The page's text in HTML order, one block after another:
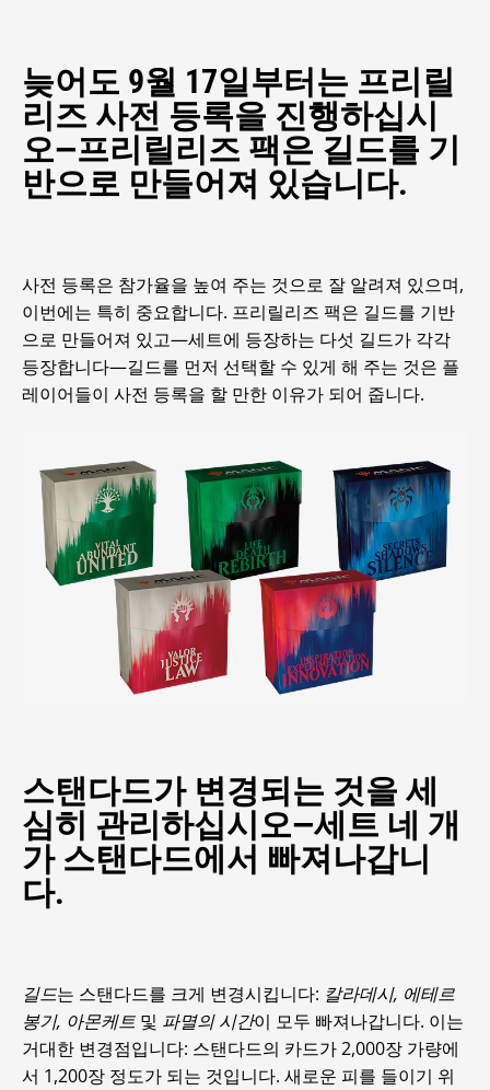
늦어도 9월 17일부터는 프리릴
리즈 사전 등록을 진행하십시
오—프리릴리즈 팩은 길드를 기
반으로 만들어져 있습니다.
사전 등록은 참가율을 높여 주는 것으로 잘 알려져 있으며,
이번에는 특히 중요합니다. 프리릴리즈 팩은 길드를 기반
으로 만들어져 있고—세트에 등장하는 다섯 길드가 각각
등장합니다—길드를 먼저 선택할 수 있게 해 주는 것은 플
레이어들이 사전 등록을 할 만한 이유가 되어 줍니다.
스탠다드가 변경되는 것을 세
심히 관리하십시오—세트 네 개
가 스탠다드에서 빠져나갑니
다.
길드는 스탠다드를 크게 변경시킵니다: 칼라데시, 에테르
봉기, 아몬케트 및 파멸의 시간이 모두 빠져나갑니다. 이는
거대한 변경점입니다: 스탠다드의 카드가 2,000장 가량에
서 1,200장 정도가 되는 것입니다. 새로운 피를 들이기 위